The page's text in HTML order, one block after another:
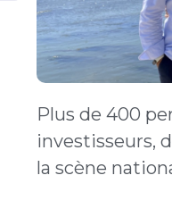
Plus de 400
investisseurs,
la scène